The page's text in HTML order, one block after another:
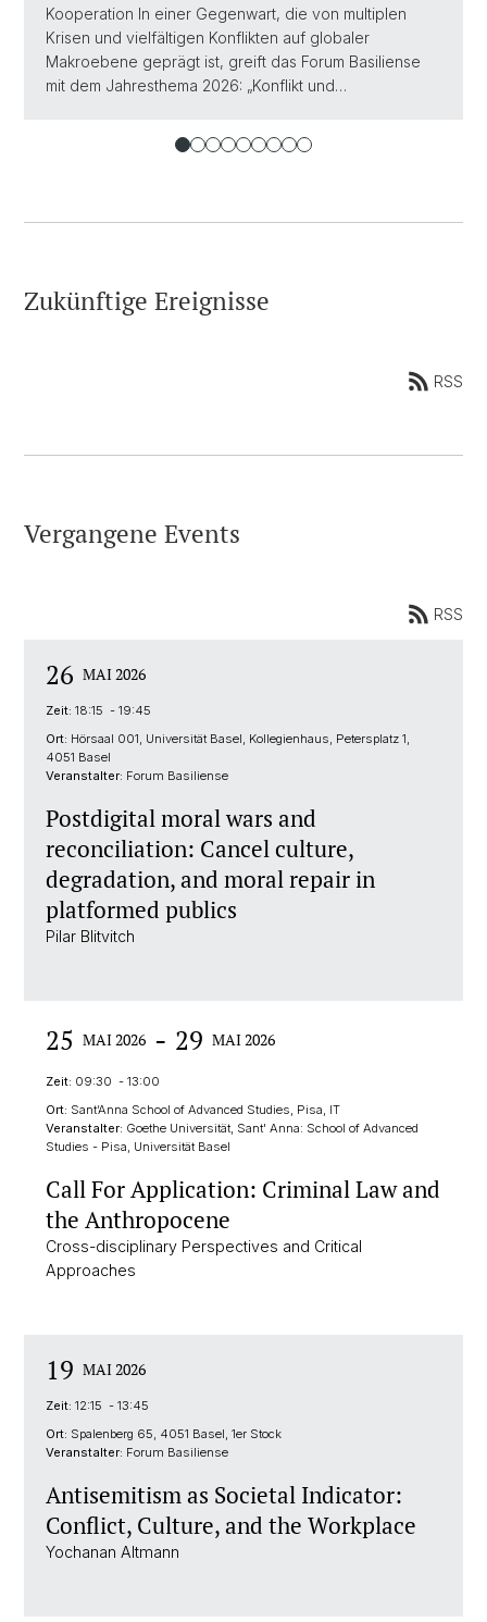
Kooperation In einer Gegenwart, die von multiplen
Krisen und vielfältigen Konflikten auf globaler
Makroebene geprägt ist, greift das Forum Basiliense
mit dem Jahresthema 2026: „Konflikt und…
Zukünftige Ereignisse
RSS
Vergangene Events
RSS
26 MAI 2026
Zeit: 18:15 - 19:45
Ort: Hörsaal 001, Universität Basel, Kollegienhaus, Petersplatz 1,
4051 Basel
Veranstalter: Forum Basiliense
Postdigital moral wars and
reconciliation: Cancel culture,
degradation, and moral repair in
platformed publics
Pilar Blitvitch
25 MAI 2026 - 29 MAI 2026
Zeit: 09:30 - 13:00
Ort: Sant’Anna School of Advanced Studies, Pisa, IT
Veranstalter: Goethe Universität, Sant' Anna: School of Advanced
Studies - Pisa, Universität Basel
Call For Application: Criminal Law and
the Anthropocene
Cross-disciplinary Perspectives and Critical
Approaches
19 MAI 2026
Zeit: 12:15 - 13:45
Ort: Spalenberg 65, 4051 Basel, 1er Stock
Veranstalter: Forum Basiliense
Antisemitism as Societal Indicator:
Conflict, Culture, and the Workplace
Yochanan Altmann